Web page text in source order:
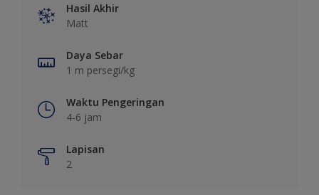
Hasil Akhir
Matt
Daya Sebar
1 m persegi/kg
Waktu Pengeringan
4-6 jam
Lapisan
2